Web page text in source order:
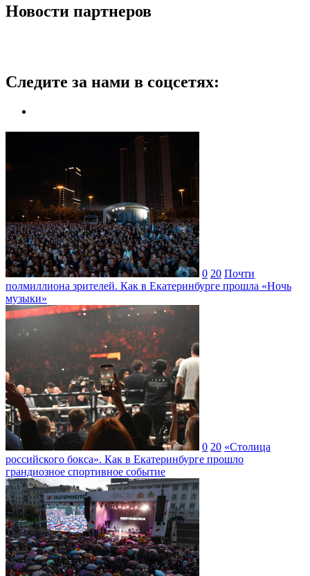
Новости партнеров
Следите за нами в соцсетях:
0 20 Почти
полмиллиона зрителей. Как в Екатеринбурге прошла «Ночь
музыки»
0 20 «Столица
российского бокса». Как в Екатеринбурге прошло
грандиозное спортивное событие